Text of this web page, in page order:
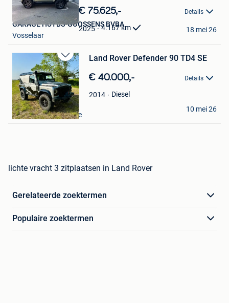
in
Mijn
Favorieten
€ 75.625,- Details
2025 4.167km
GARAGE HUYBS-GOOSSENS BVBA
Vosselaar
18 mei 26
Bewaren
in
Mijn
Favorieten
Land Rover Defender 90 TD4 SE
€ 40.000,- Details
2014
Diesel
Louise.depover
Gistel+Deel Westkerke
10 mei 26
lichte vracht 3 zitplaatsen in Land Rover
Gerelateerde zoektermen
Populaire zoektermen